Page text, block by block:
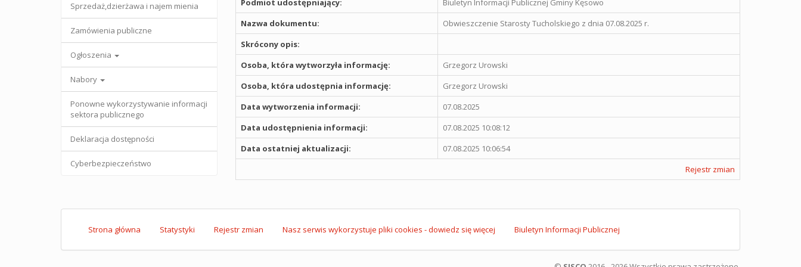
Sprzedaż,dzierżawa i najem mienia
Zamówienia publiczne
Ogłoszenia
Nabory
Ponowne wykorzystywanie informacji
sektora publicznego
Deklaracja dostępności
Cyberbezpieczeństwo
Podmiot udostępniający:
Biuletyn Informacji Publicznej Gminy Kęsowo
Nazwa dokumentu:
Obwieszczenie Starosty Tucholskiego z dnia 07.08.2025 r.
Skrócony opis:
Osoba, która wytworzyła informację:
Grzegorz Urowski
Osoba, która udostępnia informację:
Grzegorz Urowski
Data wytworzenia informacji:
07.08.2025
Data udostępnienia informacji:
07.08.2025 10:08:12
Data ostatniej aktualizacji:
07.08.2025 10:06:54
Rejestr zmian
Strona główna Statystyki Rejestr zmian Nasz serwis wykorzystuje pliki cookies - dowiedz się więcej Biuletyn Informacji Publicznej